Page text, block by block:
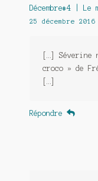
Décembre#4 | Le
25 décembre 2016
[…] Séverine
croco » de
Répondre